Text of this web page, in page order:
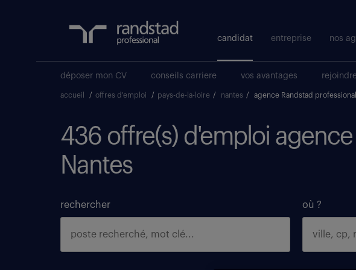
candidat entreprise nos
déposer mon CV conseils carriere vos avantages
accueil / offres d'emploi / pays-de-la-loire / nantes / agence Randstad
436 offre(s) d'emploi
Nantes
rechercher où ?